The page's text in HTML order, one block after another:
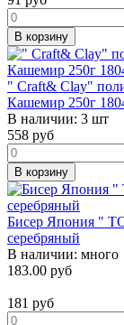
В корзину
" Craft& Clay"
Кашемир 250г
В наличии: 3 шт
558 руб
В корзину
Бисер Япония "
серебряный
В наличии: много
183.00 руб
181 руб